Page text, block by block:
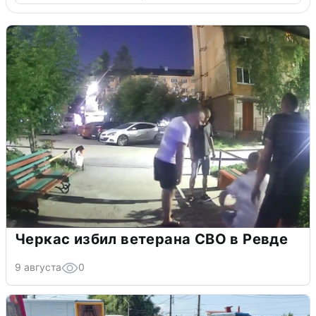
Черкас избил ветерана СВО в Ревде
9 августа 0